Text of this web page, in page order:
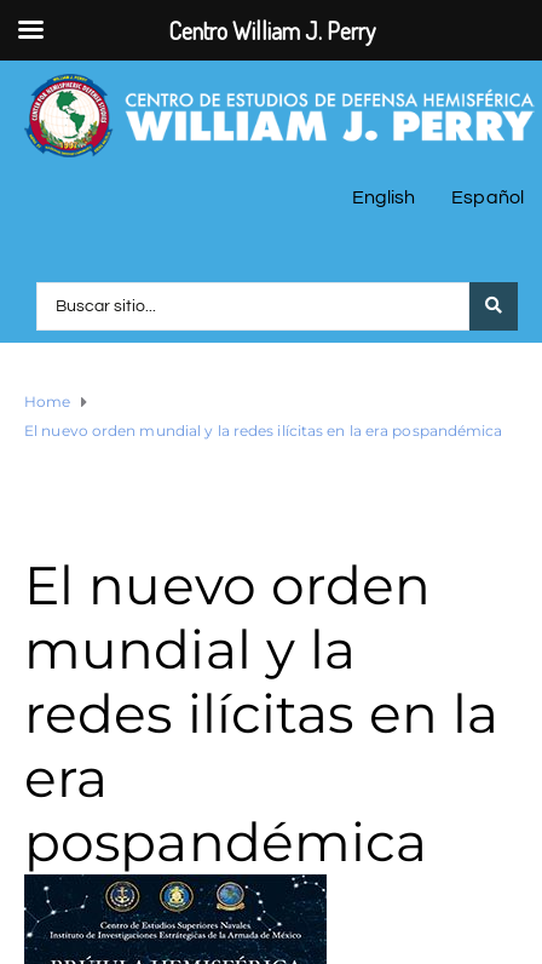
English Español
Home
El nuevo orden mundial y la redes ilícitas en la era pospandémica
El nuevo orden
mundial y la
redes ilícitas en la
era
pospandémica
Centro William J. Perry